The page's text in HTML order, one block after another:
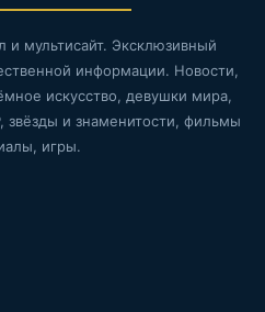
мультисайт. Эксклюзивный
информации. Новости,
искусство, девушки мира,
звёзды и знаменитости, фильмы
игры.